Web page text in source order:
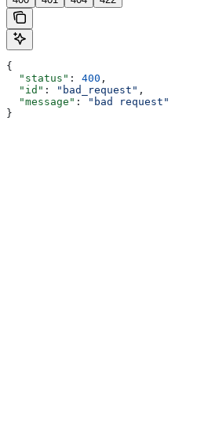
{
  "status"
: 400 ,
  "id"
: "bad_request" ,
  "message"
:
"bad request"
}